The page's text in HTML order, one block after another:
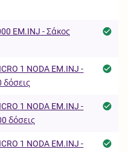
EM.INJ - Σάκος
1 NODA EM.INJ -
δόσεις
1 NODA EM.INJ -
δόσεις
1 NODA EM.INJ -